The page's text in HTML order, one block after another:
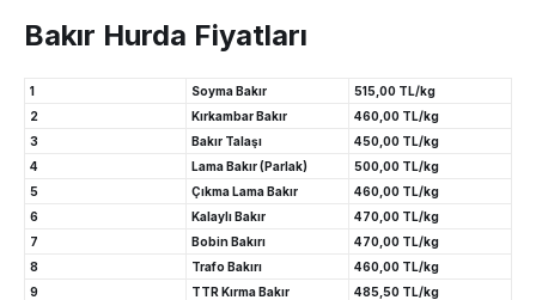
Bakır Hurda Fiyatları
1 Soyma Bakır
515,00 TL/kg
2
Kırkambar Bakır
460,00 TL/kg
3
Bakır Talaşı
450,00 TL/kg
4
Lama Bakır (Parlak)
500,00 TL/kg
5
Çıkma Lama Bakır
460,00 TL/kg
6
Kalaylı Bakır
470,00 TL/kg
7
Bobin Bakırı
470,00 TL/kg
8
Trafo Bakırı
460,00 TL/kg
9
TTR Kırma Bakır
485,50 TL/kg